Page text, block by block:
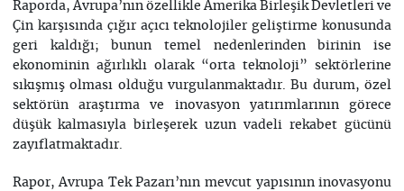
Raporda, Avrupa’nın özellikle Amerika Birleşik Devletleri ve
Çin karşısında çığır açıcı teknolojiler geliştirme konusunda
geri kaldığı; bunun temel nedenlerinden birinin ise
ekonominin ağırlıklı olarak “orta teknoloji” sektörlerine
sıkışmış olması olduğu vurgulanmaktadır. Bu durum, özel
sektörün araştırma ve inovasyon yatırımlarının görece
düşük kalmasıyla birleşerek uzun vadeli rekabet gücünü
zayıflatmaktadır.
Rapor, Avrupa Tek Pazarı’nın mevcut yapısının inovasyonu